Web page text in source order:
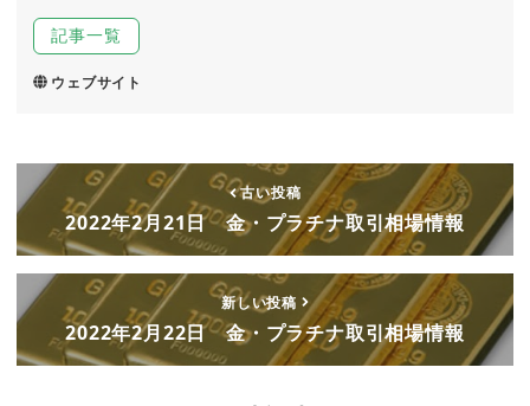
記事一覧
ウェブサイト
古い投稿
2022年2月21日 金・プラチナ取引相場情報
新しい投稿
2022年2月22日 金・プラチナ取引相場情報